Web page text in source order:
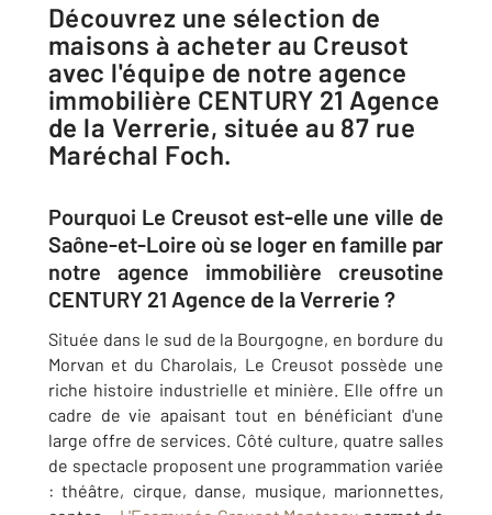
Découvrez une sélection de
maisons à acheter au Creusot
avec l'équipe de notre agence
immobilière CENTURY 21 Agence
de la Verrerie, située au 87 rue
Maréchal Foch.
Pourquoi Le Creusot est-elle une ville de
Saône-et-Loire où se loger en famille par
notre agence immobilière creusotine
CENTURY 21 Agence de la Verrerie ?
Située dans le sud de la Bourgogne, en bordure du
Morvan et du Charolais, Le Creusot possède une
riche histoire industrielle et minière. Elle offre un
cadre de vie apaisant tout en bénéficiant d'une
large offre de services. Côté culture, quatre salles
de spectacle proposent une programmation variée
: théâtre, cirque, danse, musique, marionnettes,